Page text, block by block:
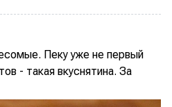
Пеку уже не первый
- такая вкуснятина. За